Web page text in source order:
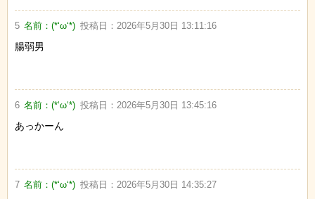
5 名前：(*‘ω‘*) 投稿日： 2026年5月30日 13:11:16
腸弱男
6 名前：(*‘ω‘*) 投稿日： 2026年5月30日 13:45:16
あっかーん
7 名前：(*‘ω‘*) 投稿日： 2026年5月30日 14:35:27